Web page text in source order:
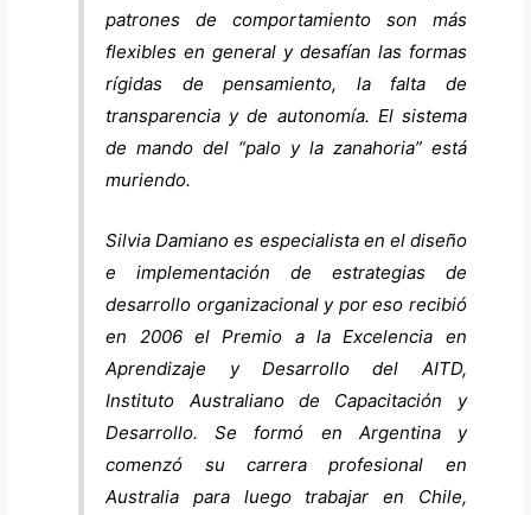
patrones de comportamiento son más
flexibles en general y desafían las formas
rígidas de pensamiento, la falta de
transparencia y de autonomía. El sistema
de mando del “palo y la zanahoria” está
muriendo.
Silvia Damiano es especialista en el diseño
e implementación de estrategias de
desarrollo organizacional y por eso recibió
en 2006 el Premio a la Excelencia en
Aprendizaje y Desarrollo del AITD,
Instituto Australiano de Capacitación y
Desarrollo. Se formó en Argentina y
comenzó su carrera profesional en
Australia para luego trabajar en Chile,